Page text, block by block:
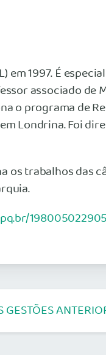
1997. É
associado
o programa de
Londrina. Foi
trabalhos das